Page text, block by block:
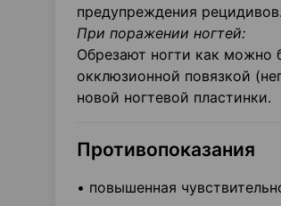
предупреждения
При поражении ногтей:
Обрезают ногти как можно
окклюзионной повязкой
новой ногтевой пластинки.
Противопоказания
• повышенная